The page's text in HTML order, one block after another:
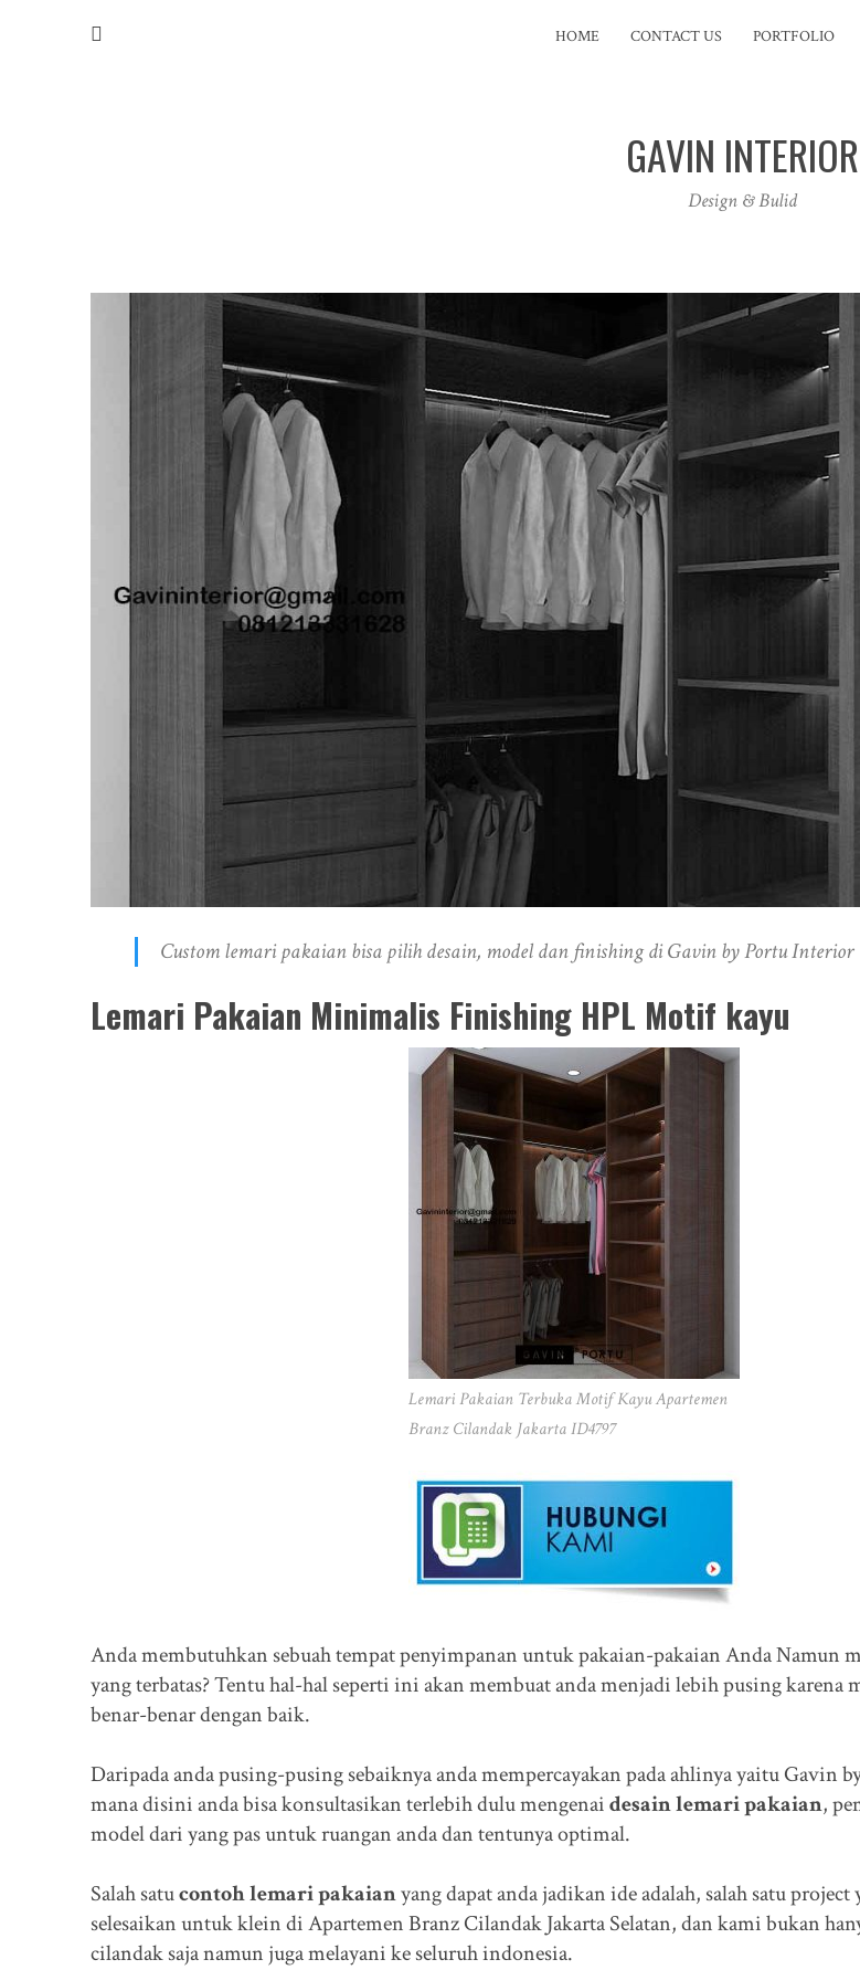
HOME CONTACT US PORTFOLIO
GAVIN INTERIOR
Design & Bulid
Custom lemari pakaian bisa pilih desain, model dan finishing di Gavin by Portu Interior
Lemari Pakaian Minimalis Finishing HPL Motif kayu
Lemari Pakaian Terbuka Motif Kayu Apartemen
Branz Cilandak Jakarta ID4797
Anda membutuhkan sebuah tempat penyimpanan untuk pakaian-pakaian Anda Namun
yang terbatas? Tentu hal-hal seperti ini akan membuat anda menjadi lebih pusing karena
benar-benar dengan baik.
Daripada anda pusing-pusing sebaiknya anda mempercayakan pada ahlinya yaitu Gavin
mana disini anda bisa konsultasikan terlebih dulu mengenaidesain lemari pakaian,
model dari yang pas untuk ruangan anda dan tentunya optimal.
Salah satucontoh lemari pakaianyang dapat anda jadikan ide adalah, salah satu
selesaikan untuk klein di Apartemen Branz Cilandak Jakarta Selatan, dan kami bukan
cilandak saja namun juga melayani ke seluruh indonesia.